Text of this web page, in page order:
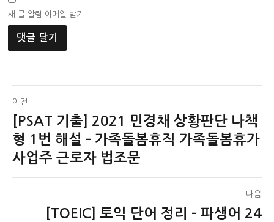
새 글 알림 이메일 받기
글
탐
색
이전
이
전
글:
[PSAT 기출] 2021 민경채 상황판단 나책
형 1번 해설 – 가족돌봄휴직 가족돌봄휴가
사업주 근로자 법조문
다음
[TOEIC] 토익 단어 정리 – 파생어 24